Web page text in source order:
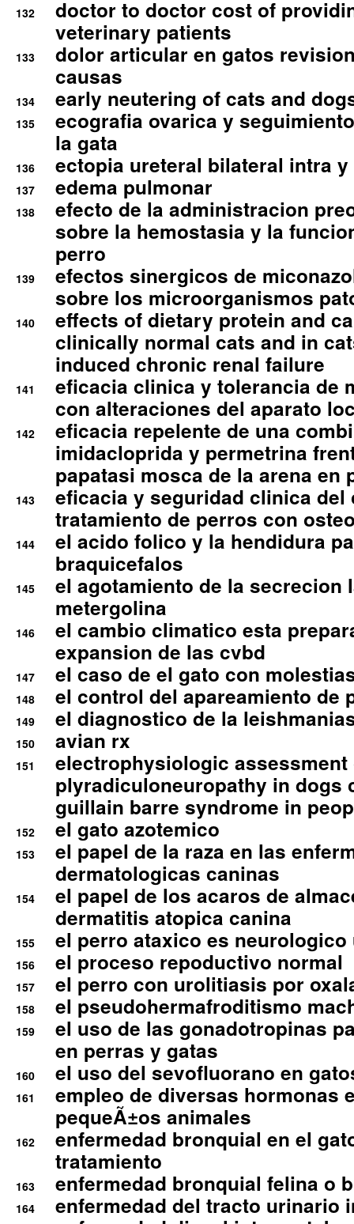
132
doctor to doctor cost of
veterinary patients
133
dolor articular en gatos
causas
134 early neutering of cats and
135
ecografia ovarica y
la gata
136 ectopia ureteral bilateral intra
137 edema pulmonar
138
efecto de la administracion
sobre la hemostasia y la
perro
139
efectos sinergicos de
sobre los microorganismos
140
effects of dietary protein and
clinically normal cats and in
induced chronic renal failure
141
eficacia clinica y tolerancia de
con alteraciones del aparato
142
eficacia repelente de una
imidacloprida y permetrina
papatasi mosca de la arena en
143
eficacia y seguridad clinica del
tratamiento de perros con
144
el acido folico y la hendidura
braquicefalos
145
el agotamiento de la secrecion
metergolina
146
el cambio climatico esta
expansion de las cvbd
147 el caso de el gato con
148 el control del apareamiento de
149 el diagnostico de la
150 avian rx
151
electrophysiologic assessment
plyradiculoneuropathy in dogs
guillain barre syndrome in
152 el gato azotemico
153
el papel de la raza en las
dermatologicas caninas
154
el papel de los acaros de
dermatitis atopica canina
155 el perro ataxico es
156 el proceso repoductivo normal
157 el perro con urolitiasis por
158 el pseudohermafroditismo
159
el uso de las gonadotropinas
en perras y gatas
160 el uso del sevofluorano en
161
empleo de diversas hormonas
pequeÃ±os animales
162
enfermedad bronquial en el
tratamiento
163 enfermedad bronquial felina o
164 enfermedad del tracto urinario